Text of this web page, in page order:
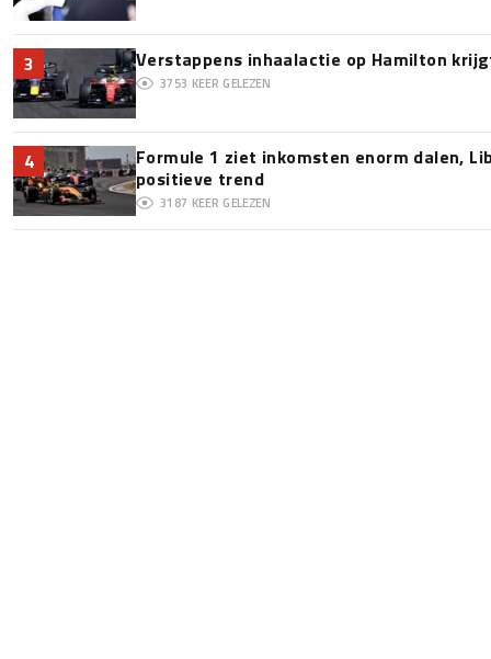
3 Verstappens inhaalactie op Hamilton
3753 KEER GELEZEN
4
Formule 1 ziet inkomsten enorm dalen,
positieve trend
3187 KEER GELEZEN